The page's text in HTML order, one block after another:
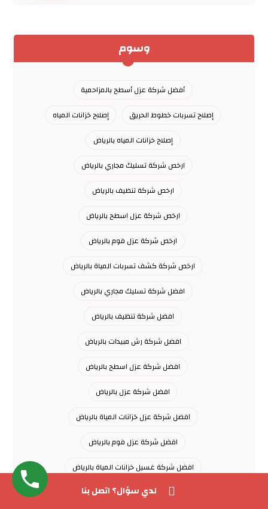
وسوم
أفضل شركة عزل أسطح بالمزاحمية
إصلاح تسربات خطوط الحريق
إصلاح خزانات المياه
إصلاح خزانات المياه بالرياض
ارخص شركة تسليك مجاري بالرياض
ارخص شركة تنظيف بالرياض
ارخص شركة عزل اسطح بالرياض
ارخص شركة عزل فوم بالرياض
ارخص شركة كشف تسربات المياة بالرياض
افضل شركة تسليك مجاري بالرياض
افضل شركة تنظيف بالرياض
افضل شركة رش مبيدات بالرياض
افضل شركة عزل اسطح بالرياض
افضل شركة عزل بالرياض
افضل شركة عزل خزانات المياة بالرياض
افضل شركة عزل فوم بالرياض
افضل شركة غسيل خزانات المياة بالرياض
افضل شركة كشف تسربات المياة بالرياض
لدي سؤال؟ اتصل بنا